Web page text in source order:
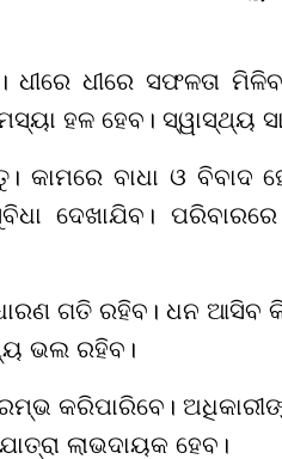
ଧୀରେ ସଫଳତା
ହଳ ହେବ। ସ୍ୱାସ୍ଥ୍ୟ
କାମରେ ବାଧା ଓ ବିବାଦ
ଦେଖାଯିବ।
ଗତି ରହିବ। ଧନ ଆସିବ
ଭଲ ରହିବ।
କରିପାରିବେ।
ଲାଭଦାୟକ ହେବ।